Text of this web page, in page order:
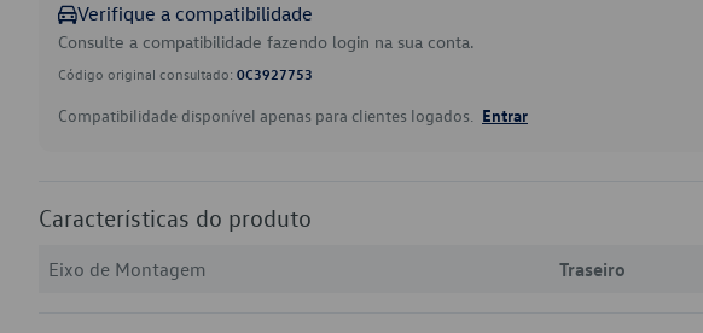
Verifique a compatibilidade
Consulte a compatibilidade fazendo login na sua conta.
Código original consultado: 0C3927753
Compatibilidade disponível apenas para clientes logados. Entrar
Características do produto
Eixo de Montagem Traseiro